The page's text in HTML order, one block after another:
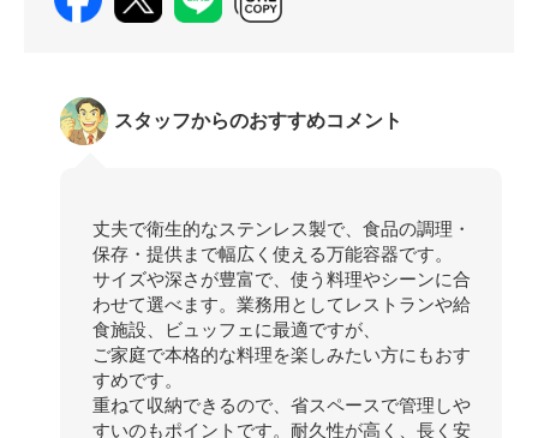
スタッフからのおすすめコメント
丈夫で衛生的なステンレス製で、食品の調理・
保存・提供まで幅広く使える万能容器です。
サイズや深さが豊富で、使う料理やシーンに合
わせて選べます。業務用としてレストランや給
食施設、ビュッフェに最適ですが、
ご家庭で本格的な料理を楽しみたい方にもおす
すめです。
重ねて収納できるので、省スペースで管理しや
すいのもポイントです。耐久性が高く、長く安